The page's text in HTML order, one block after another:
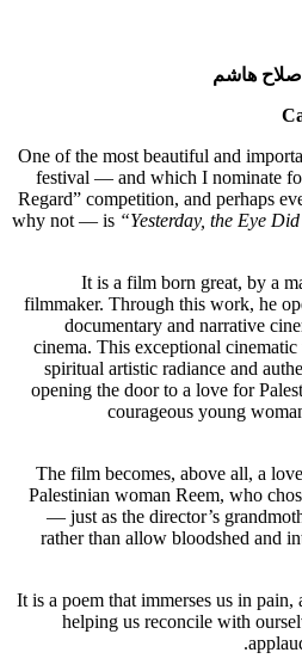
صلاح هاشم
One of the most beautiful and
festival — and which I nominate
Regard” competition, and perhaps
why not — is “Yesterday, the Eye
It is a film born great, by a
filmmaker. Through this work, he
documentary and narrative
cinema. This exceptional
spiritual artistic radiance and
opening the door to a love for
courageous young
The film becomes, above all, a
Palestinian woman Reem, who
— just as the director’s
rather than allow bloodshed and
It is a poem that immerses us in
helping us reconcile with